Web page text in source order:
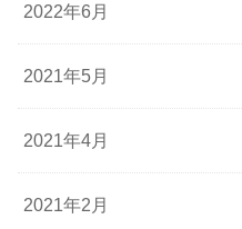
2022年6月
2021年5月
2021年4月
2021年2月